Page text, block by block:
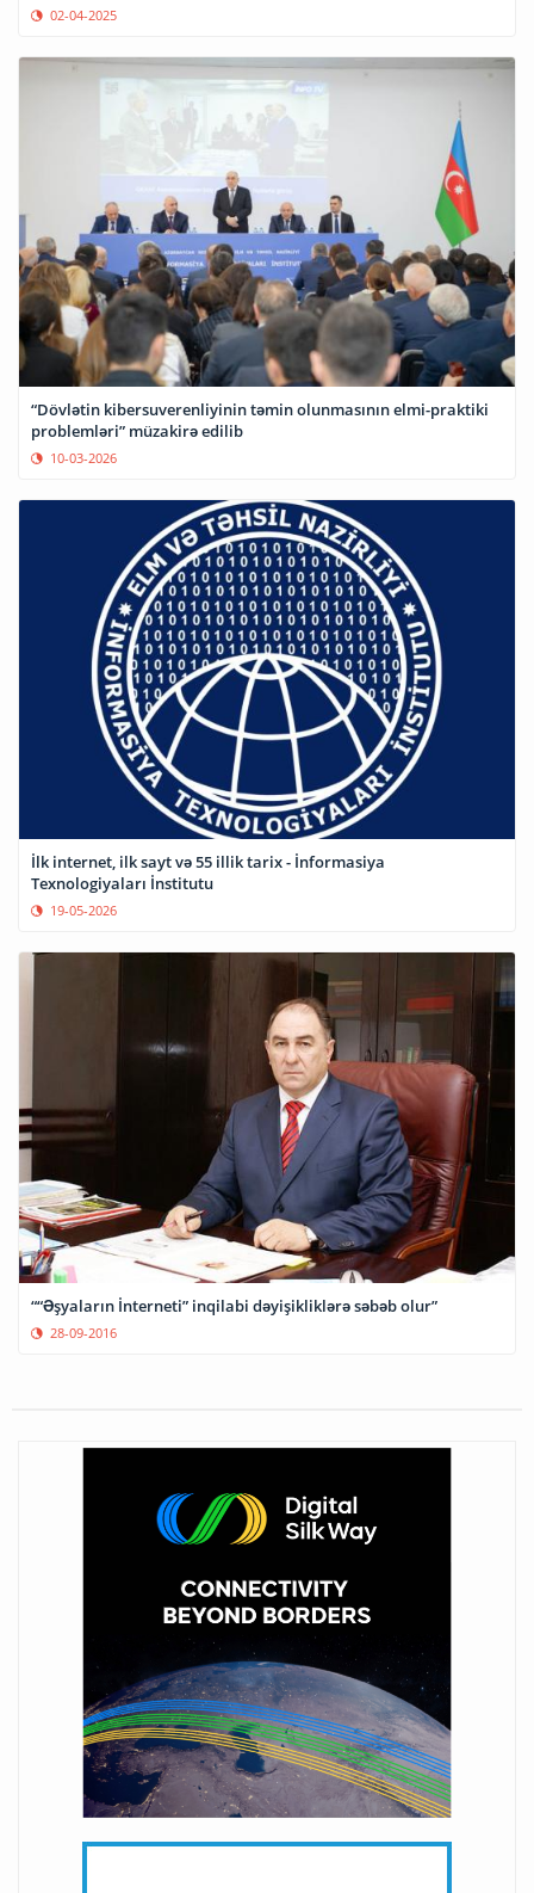
02-04-2025
“Dövlətin kibersuverenliyinin təmin olunmasının elmi-praktiki
problemləri” müzakirə edilib
10-03-2026
İlk internet, ilk sayt və 55 illik tarix - İnformasiya
Texnologiyaları İnstitutu
19-05-2026
““Əşyaların İnterneti” inqilabi dəyişikliklərə səbəb olur”
28-09-2016